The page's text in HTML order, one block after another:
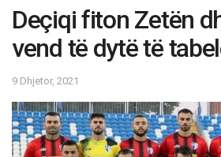
Deçiqi fiton Zetën
vend të dytë të
9 Dhjetor, 2021